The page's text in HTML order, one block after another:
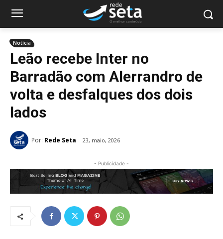
Notícia
Leão recebe Inter no
Barradão com Alerrandro de
volta e desfalques dos dois
lados
Por: Rede Seta 23, maio, 2026
- Publicidade -